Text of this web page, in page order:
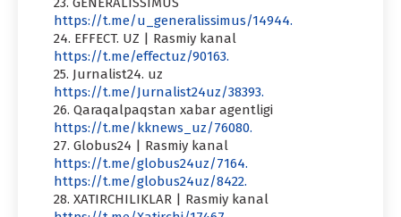
https://t.me/u_generalissimus/14944.
24. EFFECT. UZ | Rasmiy kanal
https://t.me/effectuz/90163.
25. Jurnalist24. uz
https://t.me/Jurnalist24uz/38393.
26. Qaraqalpaqstan xabar agentligi
https://t.me/kknews_uz/76080.
27. Globus24 | Rasmiy kanal
https://t.me/globus24uz/7164.
https://t.me/globus24uz/8422.
28. XATIRCHILIKLAR | Rasmiy kanal